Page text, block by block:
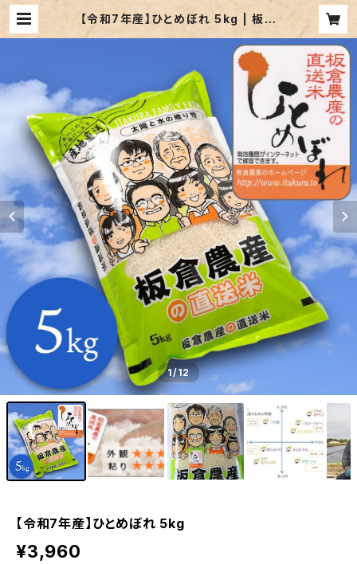
【令和7年産】ひとめぼれ 5kg | 板倉
農産｜宮城県登米のお米を農家直送
1/12
【令和7年産】ひとめぼれ 5kg
¥3,960